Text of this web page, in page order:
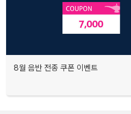
8월 음반 전종 쿠폰 이벤트